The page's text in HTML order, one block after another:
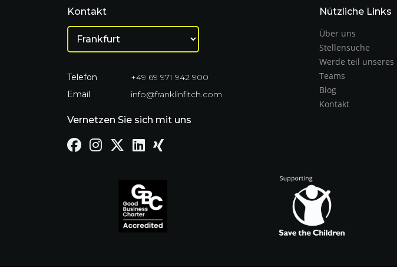
Kontakt
Telefon
+49 69 971 942 900
Email
info@franklinfitch.com
Vernetzen Sie sich mit uns
Nützliche Links
Über uns
Stellensuche
Werde teil unseres
Teams
Blog
Kontakt